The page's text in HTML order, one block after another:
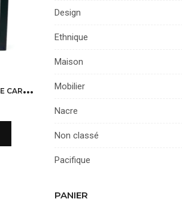
P
APILLON MORPHO DANS CADRE CARRÉ NOIR ET DOUBLE PLAQUE DE VERRE
Design
Ethnique
Maison
Mobilier
Nacre
Non classé
Pacifique
PANIER